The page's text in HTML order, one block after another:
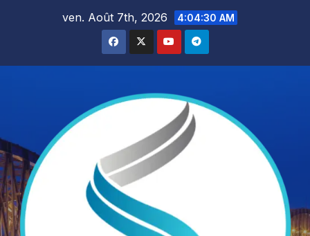
ven. Août 7th, 2026 4:04:31 AM